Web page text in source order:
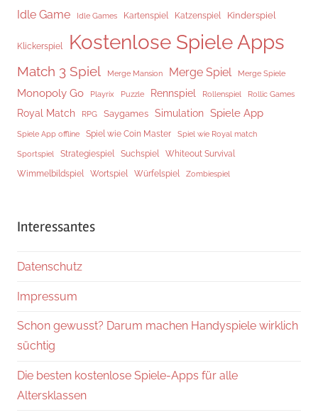
Idle Game Idle Games Kartenspiel Katzenspiel Kinderspiel
Klickerspiel Kostenlose Spiele Apps
Match 3 Spiel Merge Mansion Merge Spiel Merge Spiele
Monopoly Go Playrix Puzzle Rennspiel Rollenspiel Rollic Games
Royal Match RPG Saygames Simulation Spiele App
Spiele App offline Spiel wie Coin Master Spiel wie Royal match
Sportspiel Strategiespiel Suchspiel
Whiteout Survival
Wimmelbildspiel
Wortspiel Würfelspiel Zombiespiel
Interessantes
Datenschutz
Impressum
Schon gewusst? Darum machen Handyspiele wirklich
süchtig
Die besten kostenlose Spiele-Apps für alle
Altersklassen